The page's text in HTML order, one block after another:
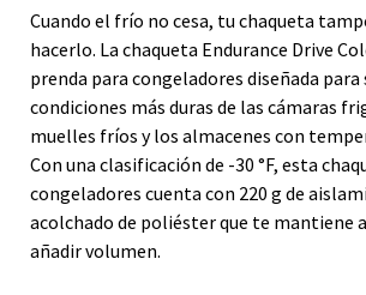
Cuando el frío no cesa, tu chaqueta
hacerlo. La chaqueta Endurance Drive
prenda para congeladores diseñada
condiciones más duras de las cámaras
muelles fríos y los almacenes con
Con una clasificación de -30 °F, esta
congeladores cuenta con 220 g de
acolchado de poliéster que te mantiene
añadir volumen.